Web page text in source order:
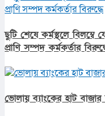
ছুটি শেষে কর্মস্থলে
প্রাণি সম্পদ কর্মকর্তার
ভোলায় ব্যাংকের হাট